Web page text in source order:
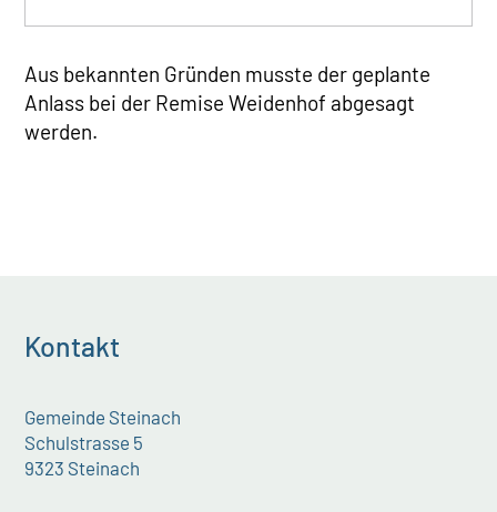
Aus bekannten Gründen musste der geplante
Anlass bei der Remise Weidenhof abgesagt
werden.
Kontakt
Gemeinde Steinach
Schulstrasse 5
9323 Steinach